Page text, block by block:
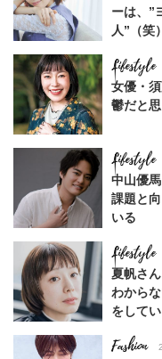
ーは、”
人”（笑
Lifestyle
女優・
鬱だと
Lifestyle
中山優
課題と
いる
Lifestyle
夏帆さ
わから
をしてい
Fashion